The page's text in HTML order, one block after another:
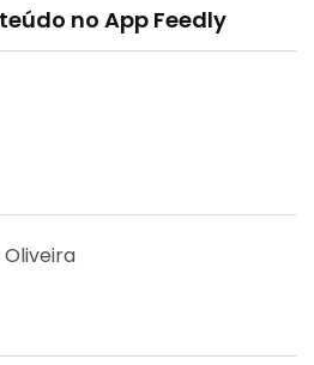
no App Feedly